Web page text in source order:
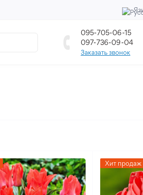
095-705-06-15
097-736-09-04
Заказать звонок
Хит продаж